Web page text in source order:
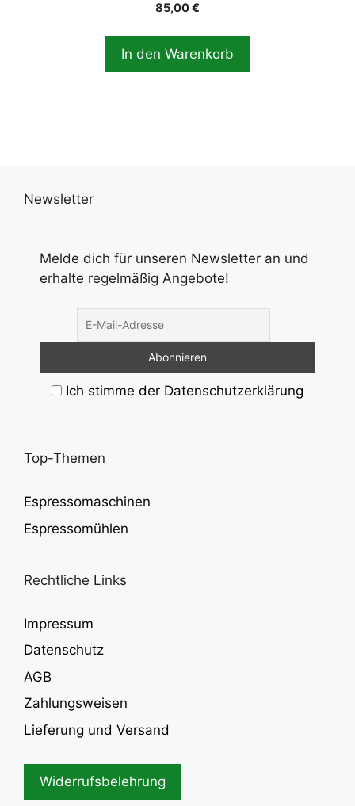
85,00€
In den Warenkorb
Newsletter
Melde dich für unseren Newsletter an und
erhalte regelmäßig Angebote!
Ich stimme der Datenschutzerklärung
Top-Themen
Espressomaschinen
Espressomühlen
Rechtliche Links
Impressum
Datenschutz
AGB
Zahlungsweisen
Lieferung und Versand
Widerrufsbelehrung